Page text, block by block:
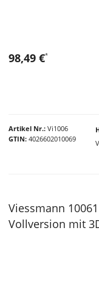
Artikel Nr. Vi1006
GTIN 4026602010069
98,49 €*
Viessmann
Vollversion mit